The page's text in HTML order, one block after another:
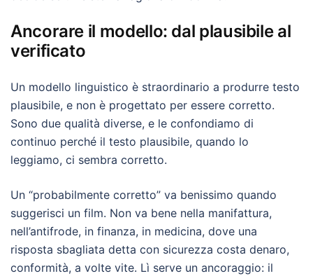
Ancorare il modello: dal plausibile al
verificato
Un modello linguistico è straordinario a produrre testo
plausibile, e non è progettato per essere corretto.
Sono due qualità diverse, e le confondiamo di
continuo perché il testo plausibile, quando lo
leggiamo, ci sembra corretto.
Un “probabilmente corretto” va benissimo quando
suggerisci un film. Non va bene nella manifattura,
nell’antifrode, in finanza, in medicina, dove una
risposta sbagliata detta con sicurezza costa denaro,
conformità, a volte vite. Lì serve un ancoraggio: il